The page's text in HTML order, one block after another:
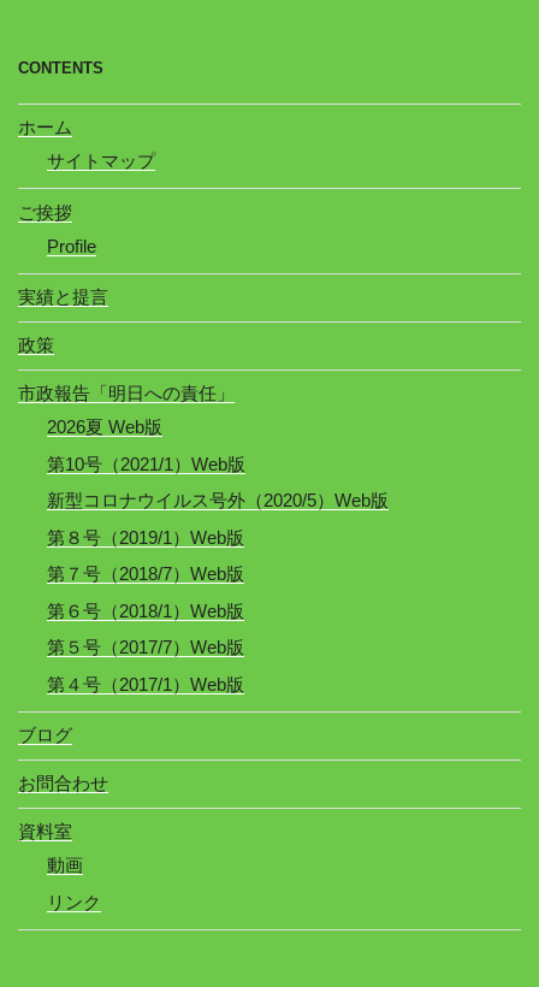
CONTENTS
ホーム
サイトマップ
ご挨拶
Profile
実績と提言
政策
市政報告「明日への責任」
2026夏 Web版
第10号（2021/1）Web版
新型コロナウイルス号外（2020/5）Web版
第８号（2019/1）Web版
第７号（2018/7）Web版
第６号（2018/1）Web版
第５号（2017/7）Web版
第４号（2017/1）Web版
ブログ
お問合わせ
資料室
動画
リンク